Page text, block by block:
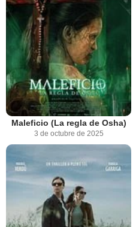
Maleficio (La regla de Osha)
3 de octubre de 2025